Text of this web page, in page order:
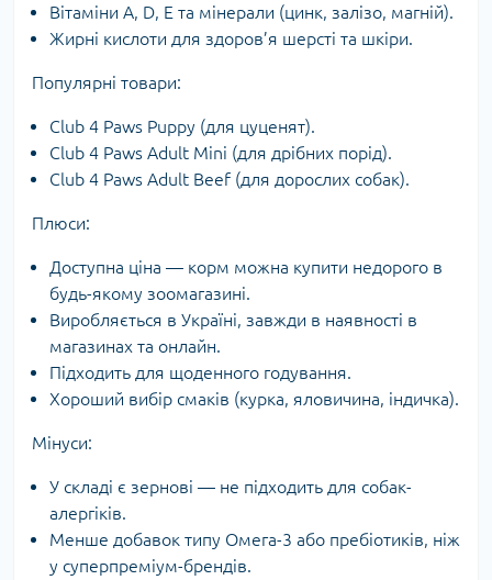
Вітаміни A, D, E та мінерали (цинк, залізо, магній).
Жирні кислоти для здоров’я шерсті та шкіри.
Популярні товари:
Club 4 Paws Puppy (для цуценят).
Club 4 Paws Adult Mini (для дрібних порід).
Club 4 Paws Adult Beef (для дорослих собак).
Плюси:
Доступна ціна — корм можна купити недорого в
будь-якому зоомагазині.
Виробляється в Україні, завжди в наявності в
магазинах та онлайн.
Підходить для щоденного годування.
Хороший вибір смаків (курка, яловичина, індичка).
Мінуси:
У складі є зернові — не підходить для собак-
алергіків.
Менше добавок типу Омега-3 або пребіотиків, ніж
у суперпреміум-брендів.